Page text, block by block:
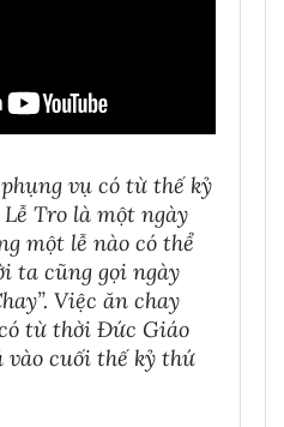
vụ có từ thế kỷ
Tro là một ngày
một lễ nào có thể
ta cũng gọi ngày
Việc ăn chay
từ thời Ðức Giáo
vào cuối thế kỷ thứ